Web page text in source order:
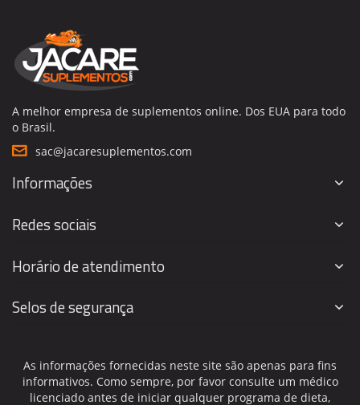
A melhor empresa de suplementos online. Dos EUA para todo
o Brasil.
sac@jacaresuplementos.com
Informações
Redes sociais
Horário de atendimento
Selos de segurança
As informações fornecidas neste site são apenas para fins
informativos. Como sempre, por favor consulte um médico
licenciado antes de iniciar qualquer programa de dieta,